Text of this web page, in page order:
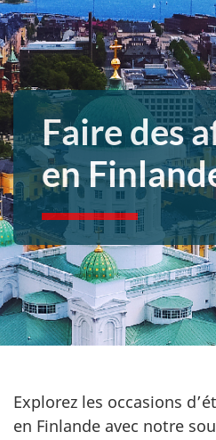
Faire des
en
Explorez les occasions
en Finlande avec notre